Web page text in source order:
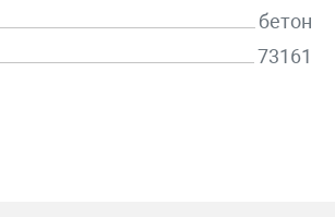
бетон
73161